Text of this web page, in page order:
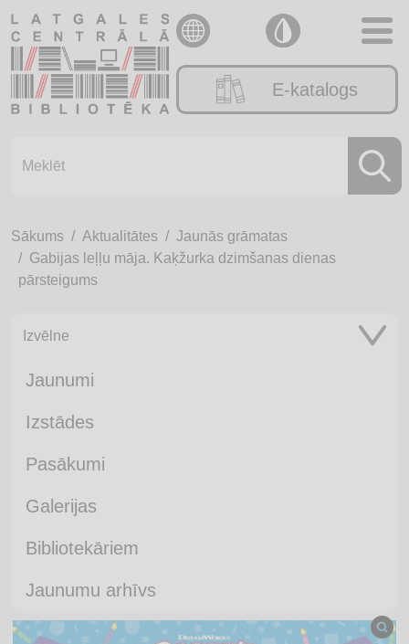
E-katalogs
Sākums Aktualitātes
Jaunās grāmatas
Gabijas leļļu māja. Kaķžurka dzimšanas dienas
pārsteigums
Izvēlne
Jaunumi
Izstādes
Pasākumi
Galerijas
Bibliotekāriem
Jaunumu arhīvs